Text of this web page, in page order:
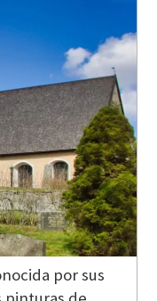
por sus